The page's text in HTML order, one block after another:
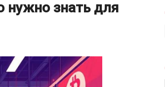
нужно знать для